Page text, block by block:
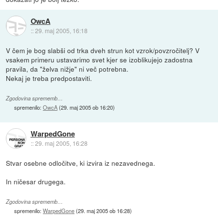
OwcA
::29. maj 2005, 16:18
V čem je bog slabši od trka dveh strun kot vzrok/povzročitelj? V
vsakem primeru ustavarimo svet kjer se izoblikujejo zadostna
pravila, da "želva nižje" ni več potrebna.
Nekaj je treba predpostaviti.
Zgodovina sprememb…
spremenilo:OwcA(29. maj 2005 ob 16:20)
WarpedGone
::29. maj 2005, 16:28
Stvar osebne odločitve, ki izvira iz nezavednega.
In ničesar drugega.
Zgodovina sprememb…
spremenilo:WarpedGone(29. maj 2005 ob 16:28)